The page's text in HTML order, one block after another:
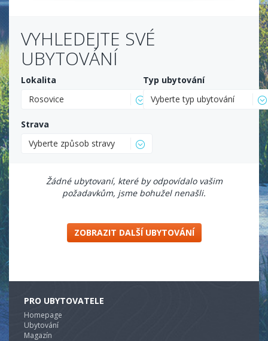
VYHLEDEJTE SVÉ
UBYTOVÁNÍ
Lokalita
Rosovice
Typ ubytování
Vyberte typ ubytování
Strava
Vyberte způsob stravy
Žádné ubytovaní, které by odpovídalo vašim
požadavkům, jsme bohužel nenašli.
ZOBRAZIT DALŠÍ UBYTOVÁNÍ
PRO UBYTOVATELE
Homepage
Ubytování
Magazín